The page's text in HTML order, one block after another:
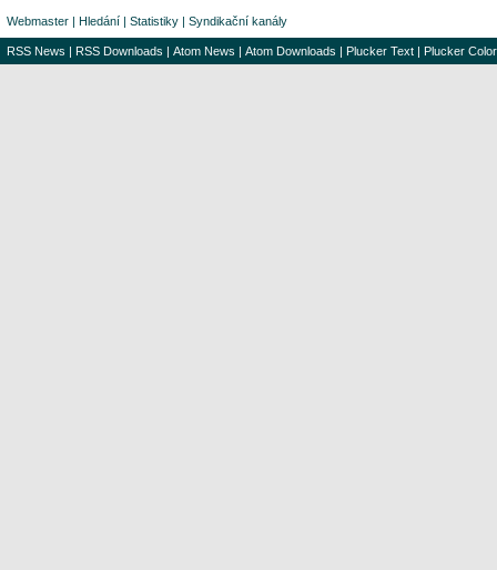
Webmaster | Hledání | Statistiky | Syndikační kanály
RSS News | RSS Downloads | Atom News | Atom Downloads | Plucker Text | Plucker Color